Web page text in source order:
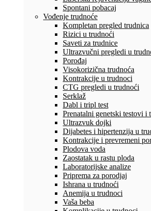
Spontani pobacaj
Vođenje trudnoće
Kompletan pregled trudnica
Rizici u trudnoći
Saveti za trudnice
Ultrazvučni pregledi u
Porođaj
Visokorizična trudnoća
Kontrakcije u trudnoci
CTG pregledi u trudnoći
Serklaž
Dabl i tripl test
Prenatalni genetski testovi i
Ultrazvuk dojki
Dijabetes i hipertenzija u
Kontrakcije i prevremeni
Plodova voda
Zaostatak u rastu ploda
Laboratorijske analize
Priprema za porodjaj
Ishrana u trudnoći
Anemija u trudnoci
Vaša beba